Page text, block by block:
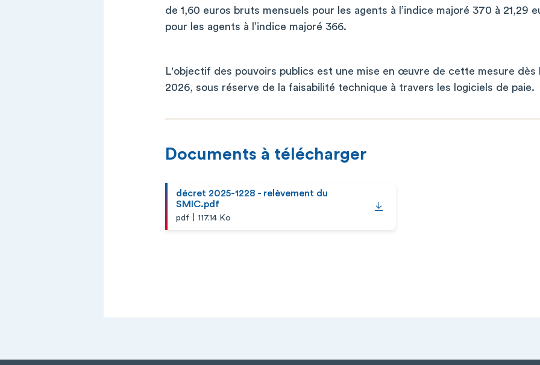
de 1,60 euros bruts mensuels pour les agents à l’indice majoré 370 à 21,29
pour les agents à l’indice majoré 366.
L'objectif des pouvoirs publics est une mise en œuvre de cette mesure dès
2026, sous réserve de la faisabilité technique à travers les logiciels de paie.
Documents à télécharger
décret 2025-1228 - relèvement du
SMIC.pdf
pdf 117.14 Ko